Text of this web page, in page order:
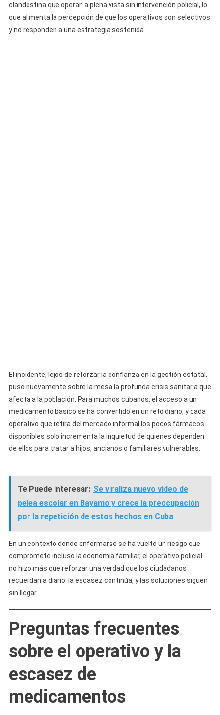
clandestina que operan a plena vista sin intervención policial, lo
que alimenta la percepción de que los operativos son selectivos
y no responden a una estrategia sostenida.
El incidente, lejos de reforzar la confianza en la gestión estatal,
puso nuevamente sobre la mesa la profunda crisis sanitaria que
afecta a la población. Para muchos cubanos, el acceso a un
medicamento básico se ha convertido en un reto diario, y cada
operativo que retira del mercado informal los pocos fármacos
disponibles solo incrementa la inquietud de quienes dependen
de ellos para tratar a hijos, ancianos o familiares vulnerables.
Te Puede Interesar: Se viraliza nuevo video de
pelea escolar en Bayamo y crece la preocupación
por la repetición de estos hechos en Cuba
En un contexto donde enfermarse se ha vuelto un riesgo que
compromete incluso la economía familiar, el operativo policial
no hizo más que reforzar una verdad que los ciudadanos
recuerdan a diario: la escasez continúa, y las soluciones siguen
sin llegar.
Preguntas frecuentes
sobre el operativo y la
escasez de
medicamentos